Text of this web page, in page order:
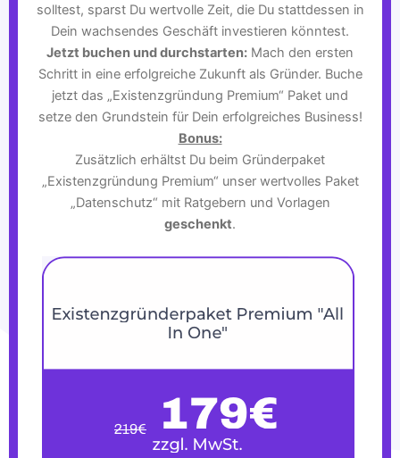
solltest, sparst Du wertvolle Zeit, die Du stattdessen in
Dein wachsendes Geschäft investieren könntest.
Jetzt buchen und durchstarten: Mach den ersten
Schritt in eine erfolgreiche Zukunft als Gründer. Buche
jetzt das „Existenzgründung Premium“ Paket und
setze den Grundstein für Dein erfolgreiches Business!
Bonus:
Zusätzlich erhältst Du beim Gründerpaket
„Existenzgründung Premium“ unser wertvolles Paket
„Datenschutz“ mit Ratgebern und Vorlagen
geschenkt.